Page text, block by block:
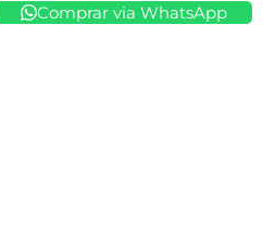
Comprar via WhatsApp